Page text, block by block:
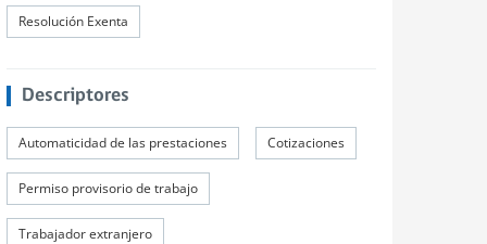
Resolución Exenta
Descriptores
Automaticidad de las prestaciones Cotizaciones
Permiso provisorio de trabajo
Trabajador extranjero